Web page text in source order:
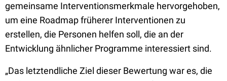
gemeinsame Interventionsmerkmale hervorgehoben,
um eine Roadmap früherer Interventionen zu
erstellen, die Personen helfen soll, die an der
Entwicklung ähnlicher Programme interessiert sind.
„Das letztendliche Ziel dieser Bewertung war es, die